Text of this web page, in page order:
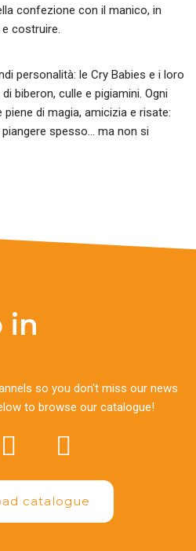
confezione con il manico, in
costruire.
personalità: le Cry Babies e i loro
biberon, culle e pigiamini. Ogni
di magia, amicizia e risate:
spesso… ma non si
in
so you don't miss our news
to browse our catalogue!
catalogue